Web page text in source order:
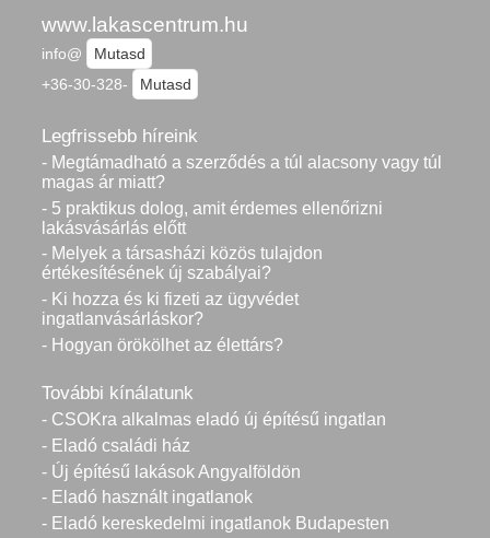
www.lakascentrum.hu
info@
Mutasd
+36-30-328-
Mutasd
Legfrissebb híreink
- Megtámadható a szerződés a túl alacsony vagy túl
magas ár miatt?
- 5 praktikus dolog, amit érdemes ellenőrizni
lakásvásárlás előtt
- Melyek a társasházi közös tulajdon
értékesítésének új szabályai?
- Ki hozza és ki fizeti az ügyvédet
ingatlanvásárláskor?
- Hogyan örökölhet az élettárs?
További kínálatunk
- CSOKra alkalmas eladó új építésű ingatlan
- Eladó családi ház
- Új építésű lakások Angyalföldön
- Eladó használt ingatlanok
- Eladó kereskedelmi ingatlanok Budapesten